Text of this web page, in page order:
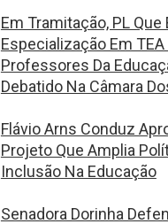
Em Tramitação, PL Que
Especialização Em TEA
Professores Da
Debatido Na Câmara
Flávio Arns Conduz
Projeto Que Amplia
Inclusão Na Educação
Senadora Dorinha